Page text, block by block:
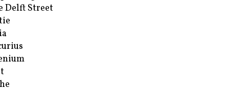
Delft Street